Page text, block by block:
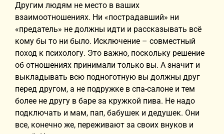
Другим людям не место в ваших
взаимоотношениях. Ни «пострадавший» ни
«предатель» не должны идти и рассказывать всё
кому бы то ни было. Исключение – совместный
поход к психологу. Это важно, поскольку решение
об отношениях принимали только вы. А значит и
выкладывать всю подноготную вы должны друг
перед другом, а не подружке в спа-салоне и тем
более не другу в баре за кружкой пива. Не надо
подключать и мам, пап, бабушек и дедушек. Они
все, конечно же, переживают за своих внуков и